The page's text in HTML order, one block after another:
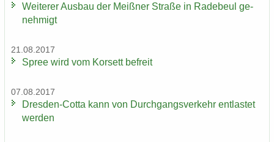
Wei­te­rer Aus­bau der Meiß­ner Stra­ße in Ra­de­beul ge­
neh­migt
21.08.2017
Spree wird vom Kor­sett be­freit
07.08.2017
Dresden-​Cotta kann von Durch­gangs­ver­kehr ent­las­tet
wer­den